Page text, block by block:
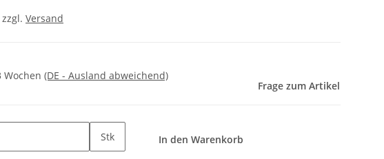
Versand
Wochen (DE - Ausland abweichend)
Frage zum Artikel
Stk In den Warenkorb